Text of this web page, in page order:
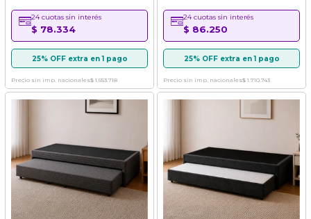
24 cuotas sin interés
$ 78.334
25% OFF extra en 1 pago
Precio sin imp. nacionales$ 1.553.718
24 cuotas sin interés
$ 86.250
25% OFF extra en 1 pago
Precio sin imp. nacionales$ 1.710.743